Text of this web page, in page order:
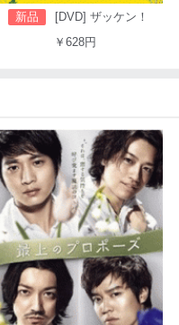
新品
[DVD] ザッケン！
￥628円